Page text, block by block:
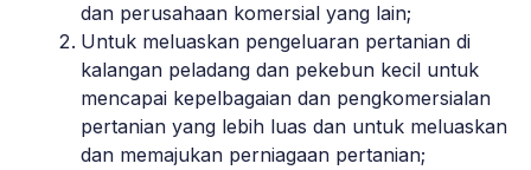
dan perusahaan komersial yang lain;
Untuk meluaskan pengeluaran pertanian di
kalangan peladang dan pekebun kecil untuk
mencapai kepelbagaian dan pengkomersialan
pertanian yang lebih luas dan untuk meluaskan
dan memajukan perniagaan pertanian;